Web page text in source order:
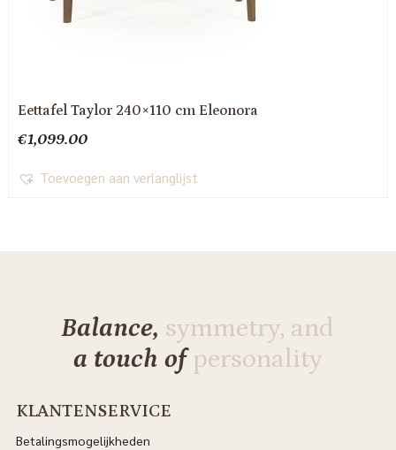
Eettafel Taylor 240×110 cm Eleonora
€1,099.00
Toevoegen aan verlanglijst
Balance, symmetry, and
a touch ofpersonality
KLANTENSERVICE
Betalingsmogelijkheden